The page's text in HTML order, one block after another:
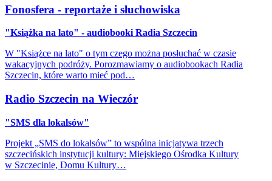
Fonosfera - reportaże i słuchowiska
"Książka na lato" - audiobooki Radia Szczecin
W "Książce na lato" o tym czego można posłuchać w czasie
wakacyjnych podróży. Porozmawiamy o audiobookach Radia
Szczecin, które warto mieć pod…
Radio Szczecin na Wieczór
"SMS dla lokalsów"
Projekt „SMS do lokalsów” to wspólna inicjatywa trzech
szczecińskich instytucji kultury: Miejskiego Ośrodka Kultury
w Szczecinie, Domu Kultury…